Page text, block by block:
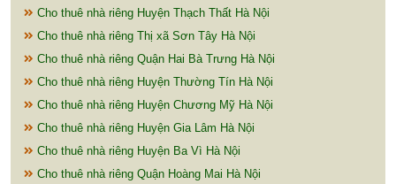
Cho thuê nhà riêng Huyện Thạch Thất Hà Nội
Cho thuê nhà riêng Thị xã Sơn Tây Hà Nội
Cho thuê nhà riêng Quận Hai Bà Trưng Hà Nội
Cho thuê nhà riêng Huyện Thường Tín Hà Nội
Cho thuê nhà riêng Huyện Chương Mỹ Hà Nội
Cho thuê nhà riêng Huyện Gia Lâm Hà Nội
Cho thuê nhà riêng Huyện Ba Vì Hà Nội
Cho thuê nhà riêng Quận Hoàng Mai Hà Nội